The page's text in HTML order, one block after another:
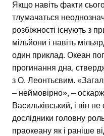
Якщо навіть факти
тлумачаться
розбіжності існують з
мільйони і навіть
один приклад. Океан
прогинання дна,
з О. Леонтьєвим.
– неймовірно», –
Васильківський, і він
дослідники головну
праокеану як і раніше